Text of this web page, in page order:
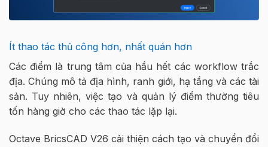
Ít thao tác thủ công hơn, nhất quán hơn
Các điểm là trung tâm của hầu hết các workflow trắc
địa. Chúng mô tả địa hình, ranh giới, hạ tầng và các tài
sản. Tuy nhiên, việc tạo và quản lý điểm thường tiêu
tốn hàng giờ cho các thao tác lặp lại.
Octave BricsCAD V26 cải thiện cách tạo và chuyển đổi